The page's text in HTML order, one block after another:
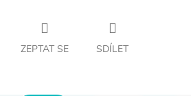
ZEPTAT SE SDÍLET